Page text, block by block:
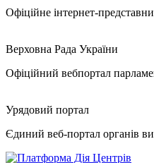
Офіційне інтернет-
Верховна Рада України
Офіційний вебпортал
Урядовий портал
Єдиний веб-портал органів